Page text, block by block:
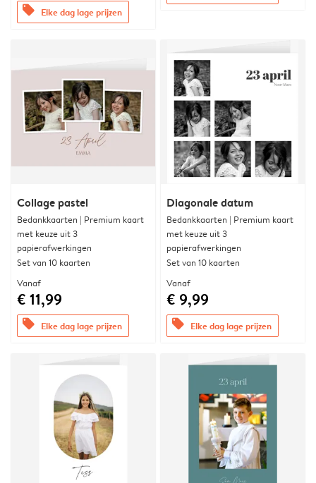
offers Elke dag lage prijzen
Collage pastel
Bedankkaarten | Premium kaart
met keuze uit 3
papierafwerkingen
Set van 10 kaarten
Vanaf
€ 11,99
offers Elke dag lage prijzen
Diagonale datum
Bedankkaarten | Premium kaart
met keuze uit 3
papierafwerkingen
Set van 10 kaarten
Vanaf
€ 9,99
offers Elke dag lage prijzen